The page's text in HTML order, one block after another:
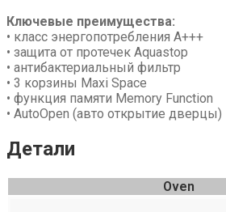
Ключевые преимущества:
• класс энергопотребления A+++
• защита от протечек Aquastop
• антибактериальный фильтр
• 3 корзины Maxi Space
• функция памяти Memory Function
• AutoOpen (авто открытие дверцы)
Детали
Oven